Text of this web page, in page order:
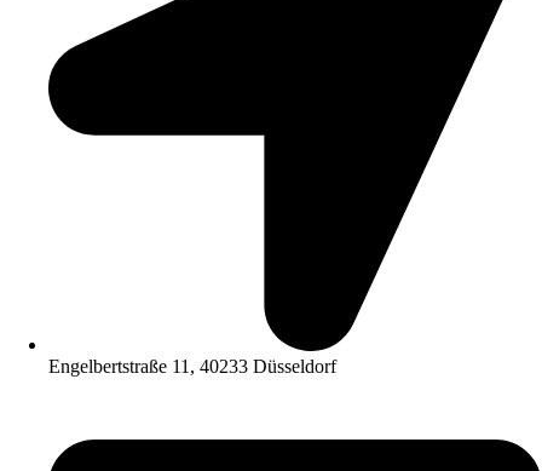
Engelbertstraße 11, 40233 Düsseldorf